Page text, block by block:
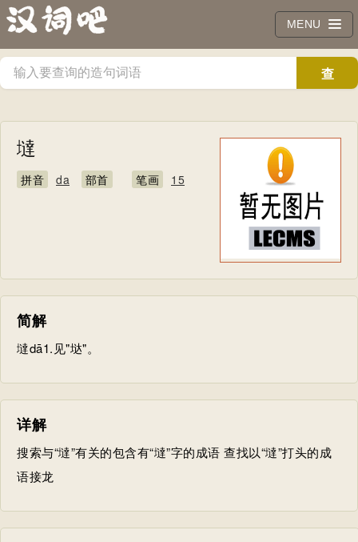
MENU
查
墶
拼音 da 部首 笔画 15
简解
墶dā1.见"垯"。
详解
搜索与“墶”有关的包含有“墶”字的成语 查找以“墶”打头的成
语接龙